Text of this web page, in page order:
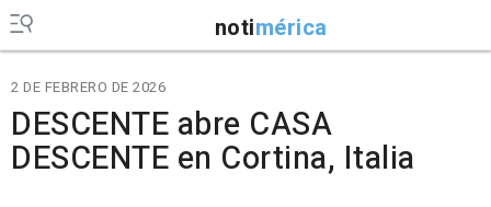
notimérica
2 DE FEBRERO DE 2026
DESCENTE abre CASA
DESCENTE en Cortina, Italia